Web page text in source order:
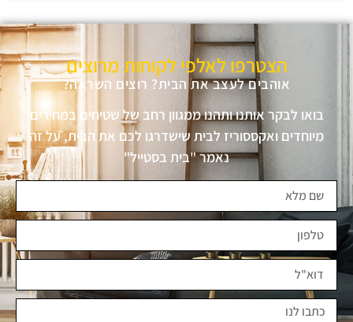
הצטרפו לאלפי לקוחות מרוצים
אוהבים לעצב את הבית? רוצים השראה?
בואו לבקר אותנו ותהנו ממגוון רחב של שטיחים במחירים
מיוחדים ואקססוריז לבית שישדרגו לכם את הבית, על זה
נאמר "בית בסטייל"